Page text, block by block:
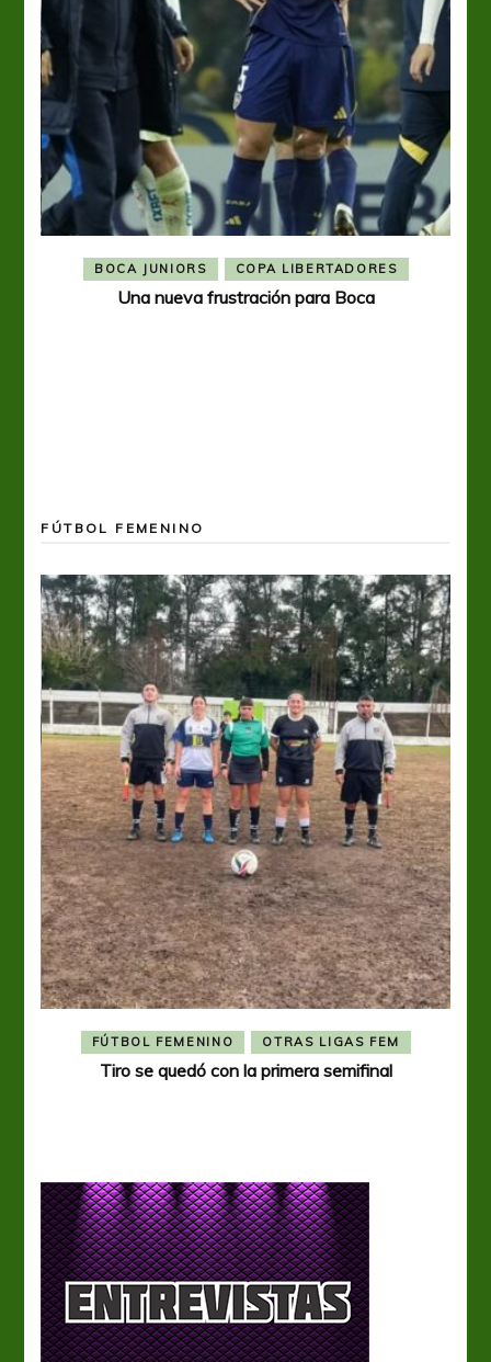
BOCA JUNIORS COPA LIBERTADORES
Una nueva frustración para Boca
FÚTBOL FEMENINO
FÚTBOL FEMENINO OTRAS LIGAS FEM
Tiro se quedó con la primera semifinal